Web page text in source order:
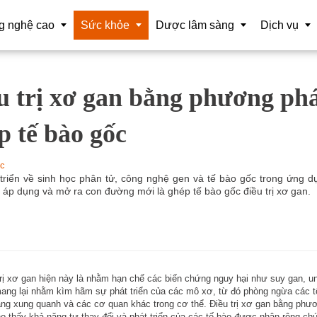
nghệ cao
lớn
nghệ nano
bị chuẩn đoán CNC
và tái tạo cơ thể
Sức khỏe
Hóa trị liệu
Điều trị trúng đích
Liệu pháp miễn dịch
Liệu pháp Gene
Dược lâm sàng Dịch vụ
Tổ chức sự
Thông tin
trị xơ gan bằng phương
tế bào gốc
về sinh học phân tử, công nghệ gen và tế bào gốc trong ứng
áp dụng và mở ra con đường mới là ghép tế bào gốc điều trị xơ gan.
xơ gan hiện này là nhằm hạn chế các biến chứng nguy hại như suy gan,
lại nhằm kìm hãm sự phát triển của các mô xơ, từ đó phòng ngừa các
xung quanh và các cơ quan khác trong cơ thể. Điều trị xơ gan bằng